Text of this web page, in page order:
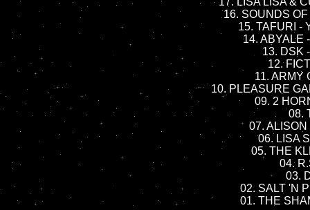
16. SOUNDS
15. TAFURI -
14. ABYALE
13. DSK
12.
11. ARMY
10. PLEASURE
09. 2
08.
07.
06. LISA
05. THE
04.
03.
02. SALT 'N
01. THE